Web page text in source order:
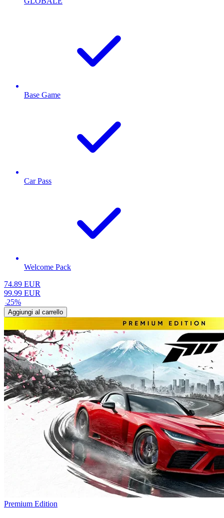
Base Game
Car Pass
Welcome Pack
74.89 EUR
99.99 EUR
-25%
Aggiungi al carrello
Premium Edition